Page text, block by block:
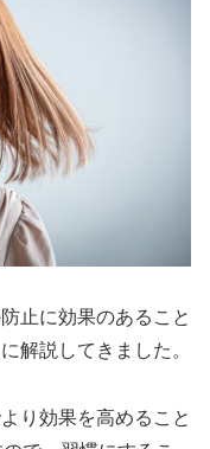
止に効果のあること
解説してきました。
り効果を高めること